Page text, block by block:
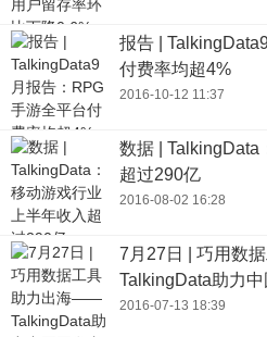
报告 |
付费率均超4%
2016-10-12 11:37
数据 | TalkingData
超过290亿
2016-08-02 16:28
7月27日 | 巧用数
TalkingData助力
2016-07-13 18:39